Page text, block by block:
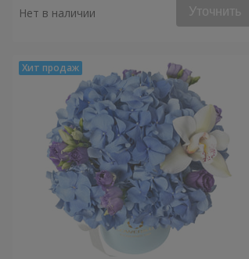
Нет в наличии Уточнить